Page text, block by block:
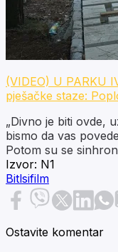
(VIDEO) U PARKU
pješačke staze:
„Divno je biti ovde,
bismo da vas
Potom su se
Izvor: N1
Bitlsifilm
Ostavite komentar